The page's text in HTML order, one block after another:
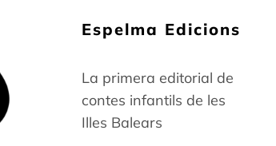
Espelma Edicions
La primera editorial de
contes infantils de les
Illes Balears